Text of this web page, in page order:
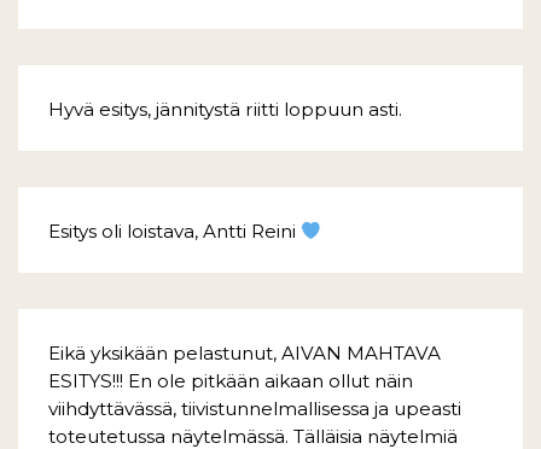
Hyvä esitys, jännitystä riitti loppuun asti.
Esitys oli loistava, Antti Reini
Eikä yksikään pelastunut, AIVAN MAHTAVA
ESITYS!!! En ole pitkään aikaan ollut näin
viihdyttävässä, tiivistunnelmallisessa ja upeasti
toteutetussa näytelmässä. Tälläisia näytelmiä